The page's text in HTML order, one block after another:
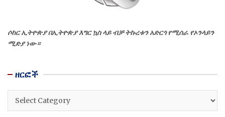
ሶከር ኢትዮጵያ በኢትዮጵያ እግር ኳስ ላይ ብቻ ትኩረቱን አድርጎ የሚሰራ የኦንላይን
ሚድያ ነው።
ዘርፎች
ዘርፎች